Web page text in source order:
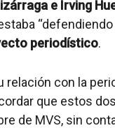
e Irving
periodístico.
con la
que estos
de MVS, sin